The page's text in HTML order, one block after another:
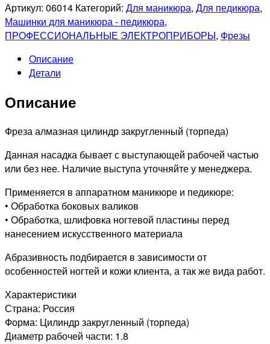
Артикул: 06014 Категорий: Для маникюра, Для педикюра,
Машинки для маникюра - педикюра,
ПРОФЕССИОНАЛЬНЫЕ ЭЛЕКТРОПРИБОРЫ, Фрезы
Описание
Детали
Описание
Фреза алмазная цилиндр закругленный (торпеда)
Данная насадка бывает с выступающей рабочей частью
или без нее. Наличие выступа уточняйте у менеджера.
Применяется в аппаратном маникюре и педикюре:
• Обработка боковых валиков
• Обработка, шлифовка ногтевой пластины перед
нанесением искусственного материала
Абразивность подбирается в зависимости от
особенностей ногтей и кожи клиента, а так же вида работ.
Характеристики
Страна: Россия
Форма: Цилиндр закругленный (торпеда)
Диаметр рабочей части: 1.8